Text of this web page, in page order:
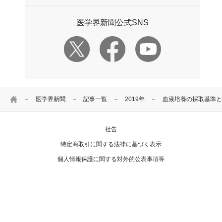
HOME 医学界新聞 記事一覧 2019年 血液培養の採取基準
医学界新聞公式SNS
社告
特定商取引に関する法律に基づく表示
個人情報保護に関する対外的公表事項等